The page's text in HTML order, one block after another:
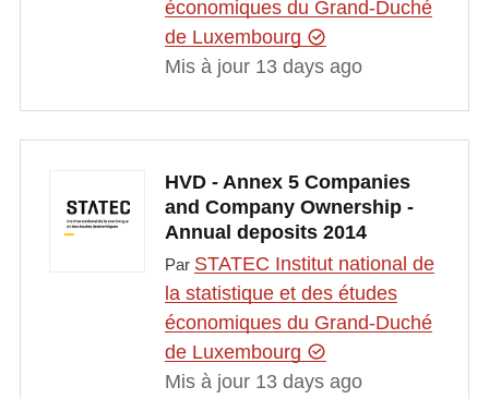
économiques du Grand-Duché
de Luxembourg
Mis à jour 13 days ago
HVD - Annex 5 Companies
and Company Ownership -
Annual deposits 2014
Par STATEC Institut national de
la statistique et des études
économiques du Grand-Duché
de Luxembourg
Mis à jour 13 days ago